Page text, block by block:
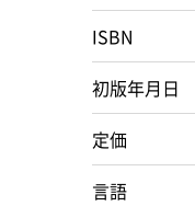
ISBN
初版年月日
定価
言語